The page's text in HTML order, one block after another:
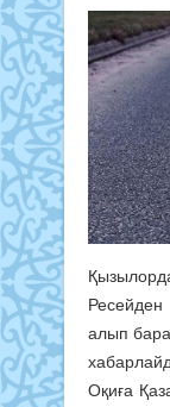
алып бара
Оқиға